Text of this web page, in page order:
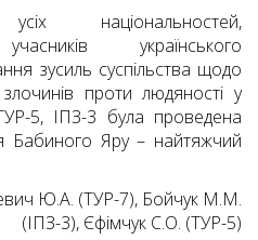
національностей,
українського
зусиль суспільства щодо
проти людяності у
5, ІПЗ-3 була проведена
Бабиного Яру – найтяжчий
Ю.А. (ТУР-7), Бойчук М.М.
(ІПЗ-3), Єфімчук С.О. (ТУР-5)